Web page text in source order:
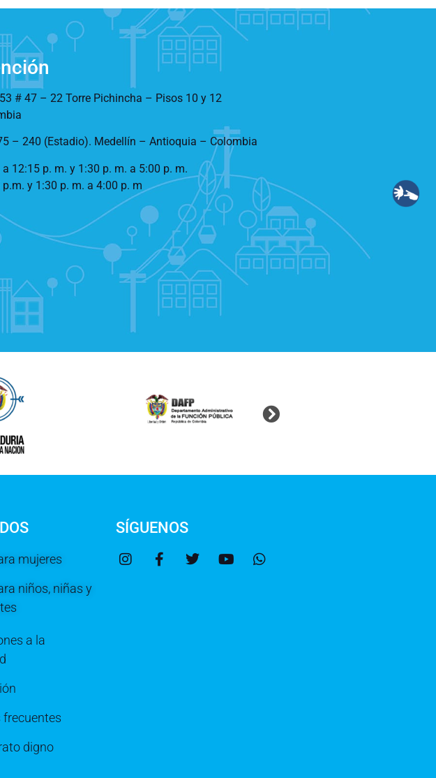
# 47 – 22 Torre Pichincha – Pisos 10 y 12
– 240 (Estadio). Medellín – Antioquia – Colombia
12:15 p. m. y 1:30 p. m. a 5:00 p. m.
y 1:30 p. m. a 4:00 p. m
mujeres
niños, niñas y
a la
frecuentes
digno
SÍGUENOS